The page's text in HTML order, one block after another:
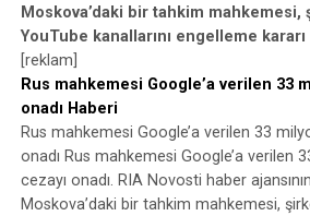
Moskova’daki bir tahkim mahkemesi,
YouTube kanallarını engelleme kararı
[reklam]
Rus mahkemesi Google’a verilen 33
onadı Haberi
Rus mahkemesi Google’a verilen 33
onadı Rus mahkemesi Google’a verilen
cezayı onadı. RIA Novosti haber
Moskova’daki bir tahkim mahkemesi,